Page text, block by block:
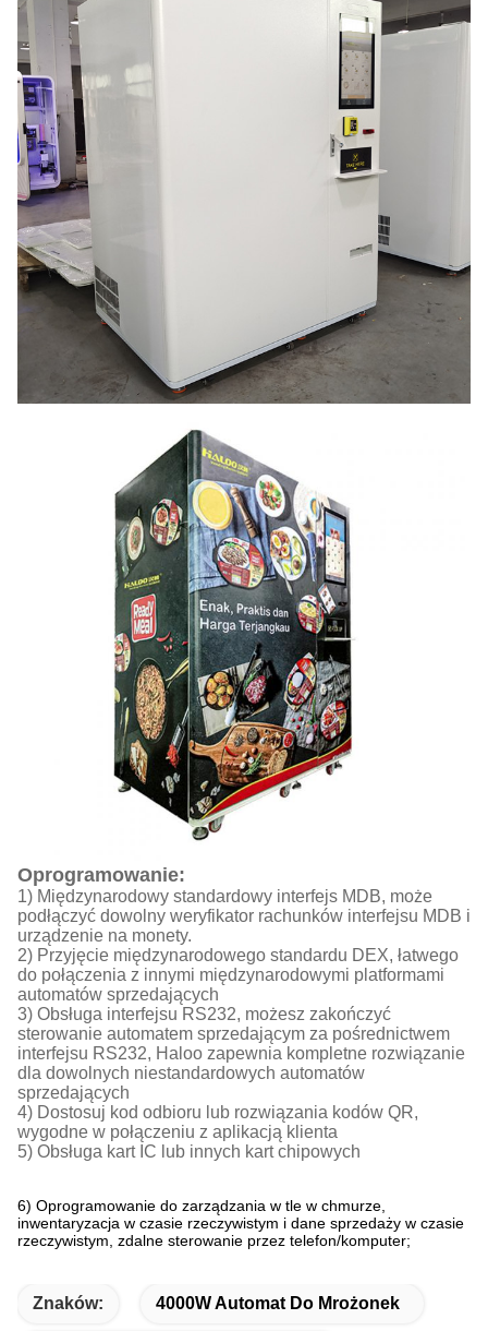
Oprogramowanie:
1) Międzynarodowy standardowy interfejs MDB, może
podłączyć dowolny weryfikator rachunków interfejsu MDB i
urządzenie na monety.
2) Przyjęcie międzynarodowego standardu DEX, łatwego
do połączenia z innymi międzynarodowymi platformami
automatów sprzedających
3) Obsługa interfejsu RS232, możesz zakończyć
sterowanie automatem sprzedającym za pośrednictwem
interfejsu RS232, Haloo zapewnia kompletne rozwiązanie
dla dowolnych niestandardowych automatów
sprzedających
4) Dostosuj kod odbioru lub rozwiązania kodów QR,
wygodne w połączeniu z aplikacją klienta
5) Obsługa kart IC lub innych kart chipowych
6) Oprogramowanie do zarządzania w tle w chmurze,
inwentaryzacja w czasie rzeczywistym i dane sprzedaży w czasie
rzeczywistym, zdalne sterowanie przez telefon/komputer;
Znaków: 4000W Automat Do Mrożonek